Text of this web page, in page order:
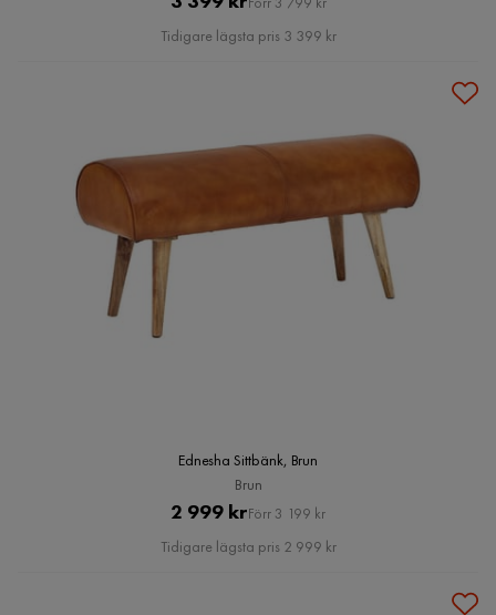
Pris
Tidigare lägsta pris 3 399 kr
Ednesha Sittbänk, Brun
Brun
Pris
2 999 krOriginal
Pris
Förr 3 199 kr
Tidigare lägsta pris 2 999 kr